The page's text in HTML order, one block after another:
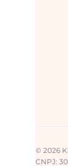
© 2026
CNPJ: